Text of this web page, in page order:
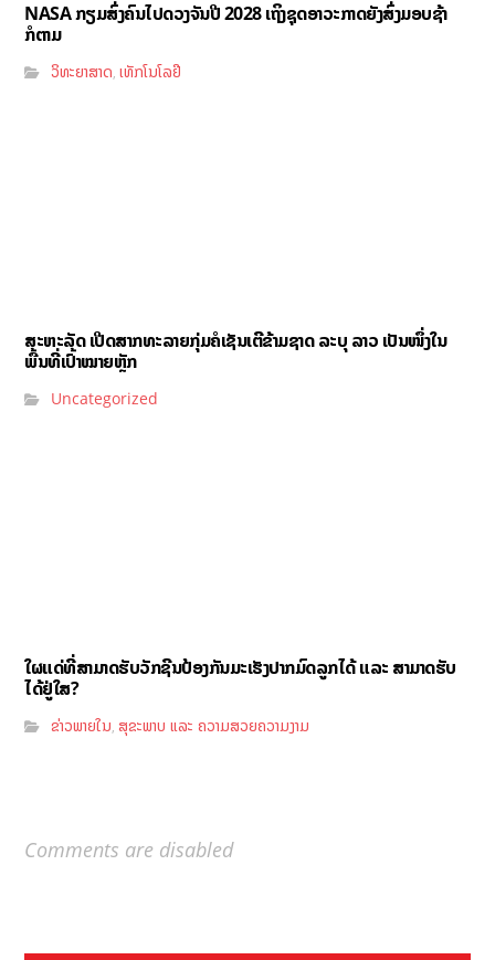
NASA ກຽມສົ່ງຄົນໄປດວງຈັນປີ 2028 ເຖິງຊຸດອາວະກາດຍັງສົ່ງມອບຊ້າ
ກໍຕາມ
ວິທະຍາສາດ,ເທັກໂນໂລຢີ
ສະຫະລັດ ເປີດສາກທະລາຍກຸ່ມຄໍເຊັນເຕີຂ້າມຊາດ ລະບຸ ລາວ ເປັນໜຶ່ງໃນ
ພື້ນທີ່ເປົ້າໝາຍຫຼັກ
Uncategorized
ໃຜແດ່ທີ່ສາມາດຮັບວັກຊີນປ້ອງກັນມະເຮັງປາກມົດລູກໄດ້ ແລະ ສາມາດຮັບ
ໄດ້ຢູ່ໃສ?
ຂ່າວພາຍໃນ,ສຸຂະພາບ ແລະ ຄວາມສວຍຄວາມງາມ
Comments are disabled